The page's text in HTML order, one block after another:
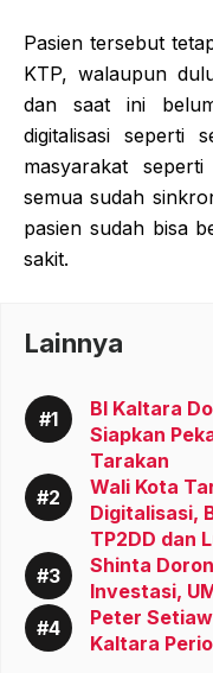
Pasien tersebut
KTP, walaupun
dan saat ini
digitalisasi seperti
masyarakat
semua sudah
pasien sudah bisa
sakit.
Lainnya
BI Kaltara
Siapkan
Tarakan
Wali Kota
Digitalisasi,
TP2DD dan
Shinta
Investasi,
Peter
Kaltara